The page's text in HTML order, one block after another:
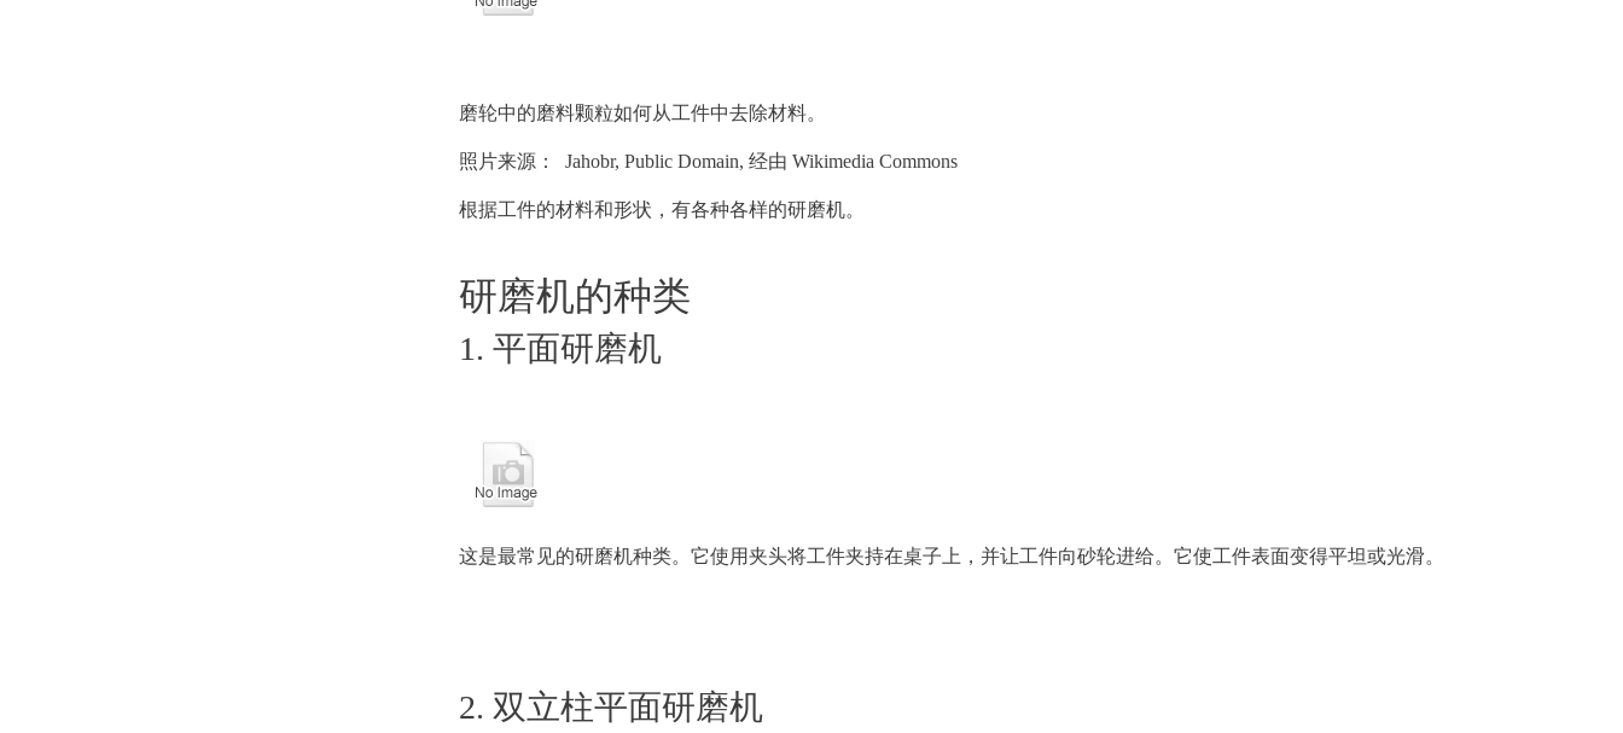
磨轮中的磨料颗粒如何从工件中去除材料。
照片来源：Jahobr, Public Domain, 经由 Wikimedia Commons
根据工件的材料和形状，有各种各样的研磨机。
研磨机的种类
1. 平面研磨机
这是最常见的研磨机种类。它使用夹头将工件夹持在桌子上，并让工件向砂轮进给。它使工件表面变得平坦或光滑。
2. 双立柱平面研磨机